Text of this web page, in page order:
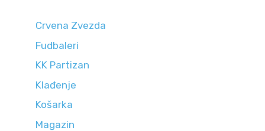
Crvena Zvezda
Fudbaleri
KK Partizan
Klađenje
Košarka
Magazin